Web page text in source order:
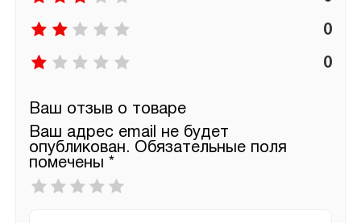
0
0
Ваш отзыв о товаре
Ваш адрес email не будет
опубликован. Обязательные поля
помечены *
Ваша
оценка